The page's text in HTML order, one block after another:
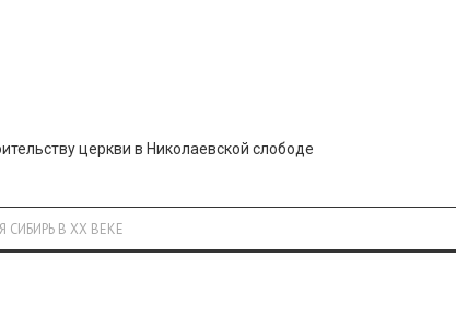
церкви в Николаевской слободе
СИБИРЬ В XX ВЕКЕ